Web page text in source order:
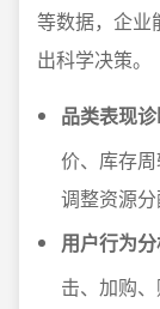
等数据，企业
出科学决策。
品类表现诊
价、库存周
调整资源分
用户行为分
击、加购